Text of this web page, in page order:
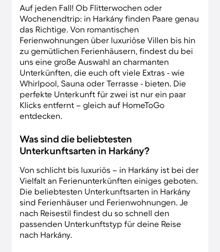
Auf jeden Fall! Ob Flitterwochen oder
Wochenendtrip: in Harkány finden Paare genau
das Richtige. Von romantischen
Ferienwohnungen über luxuriöse Villen bis hin
zu gemütlichen Ferienhäusern, findest du bei
uns eine große Auswahl an charmanten
Unterkünften, die euch oft viele Extras - wie
Whirlpool, Sauna oder Terrasse - bieten. Die
perfekte Unterkunft für zwei ist nur ein paar
Klicks entfernt – gleich auf HomeToGo
entdecken.
Was sind die beliebtesten
Unterkunftsarten in Harkány?
Von schlicht bis luxuriös – in Harkány ist bei der
Vielfalt an Ferienunterkünften einiges geboten.
Die beliebtesten Unterkunftsarten in Harkány
sind Ferienhäuser und Ferienwohnungen. Je
nach Reisestil findest du so schnell den
passenden Unterkunftstyp für deine Reise
nach Harkány.